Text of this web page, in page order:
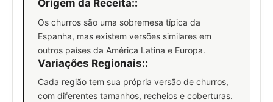
Origem da Receita::
Os churros são uma sobremesa típica da
Espanha, mas existem versões similares em
outros países da América Latina e Europa.
Variações Regionais::
Cada região tem sua própria versão de churros,
com diferentes tamanhos, recheios e coberturas.